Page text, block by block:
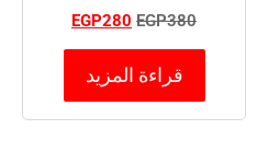
EGP380
EGP280
قراءة المزيد